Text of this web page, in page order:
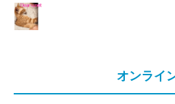
オンライ